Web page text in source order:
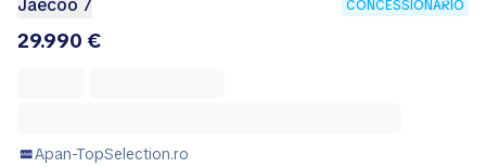
Jaecoo 7 CONCESSIONARIO
29.990 €
Apan-TopSelection.ro